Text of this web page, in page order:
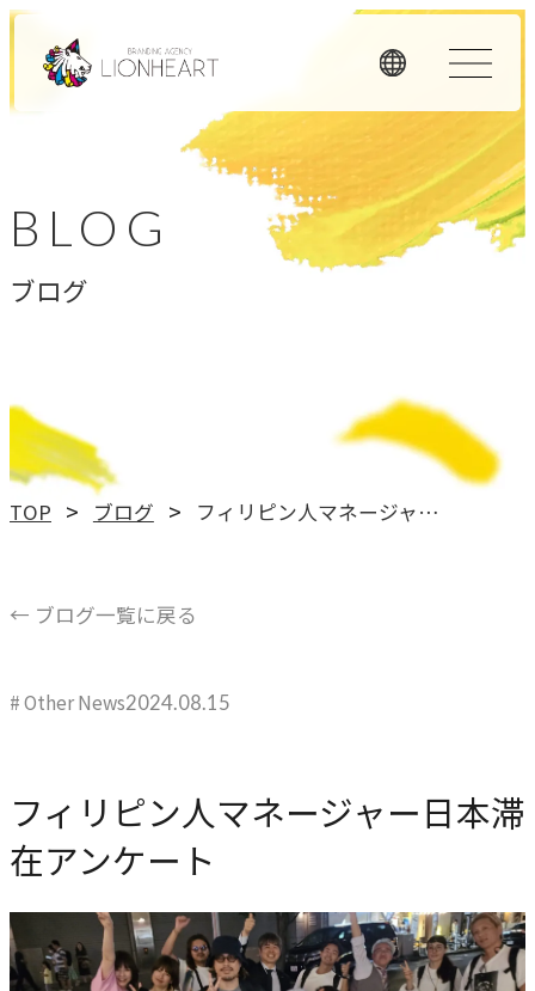
私たちの独自性
私たちは独自のメソッドと理念経営、そして顧客体験を重
視したアプローチで、お客様のビジネスに価値を提供しま
理念経営
ブランディングからマーケティング、組織支援、実行までを
一貫して支援します。
ブランド構築支援
→
選ばれる理由をつくる
BLOG
ブログ
TOP ブログ フィリピン人マネージャー日本滞在アンケート
← ブログ一覧に戻る
# Other News2024.08.15
フィリピン人マネージャー日本滞
在アンケート